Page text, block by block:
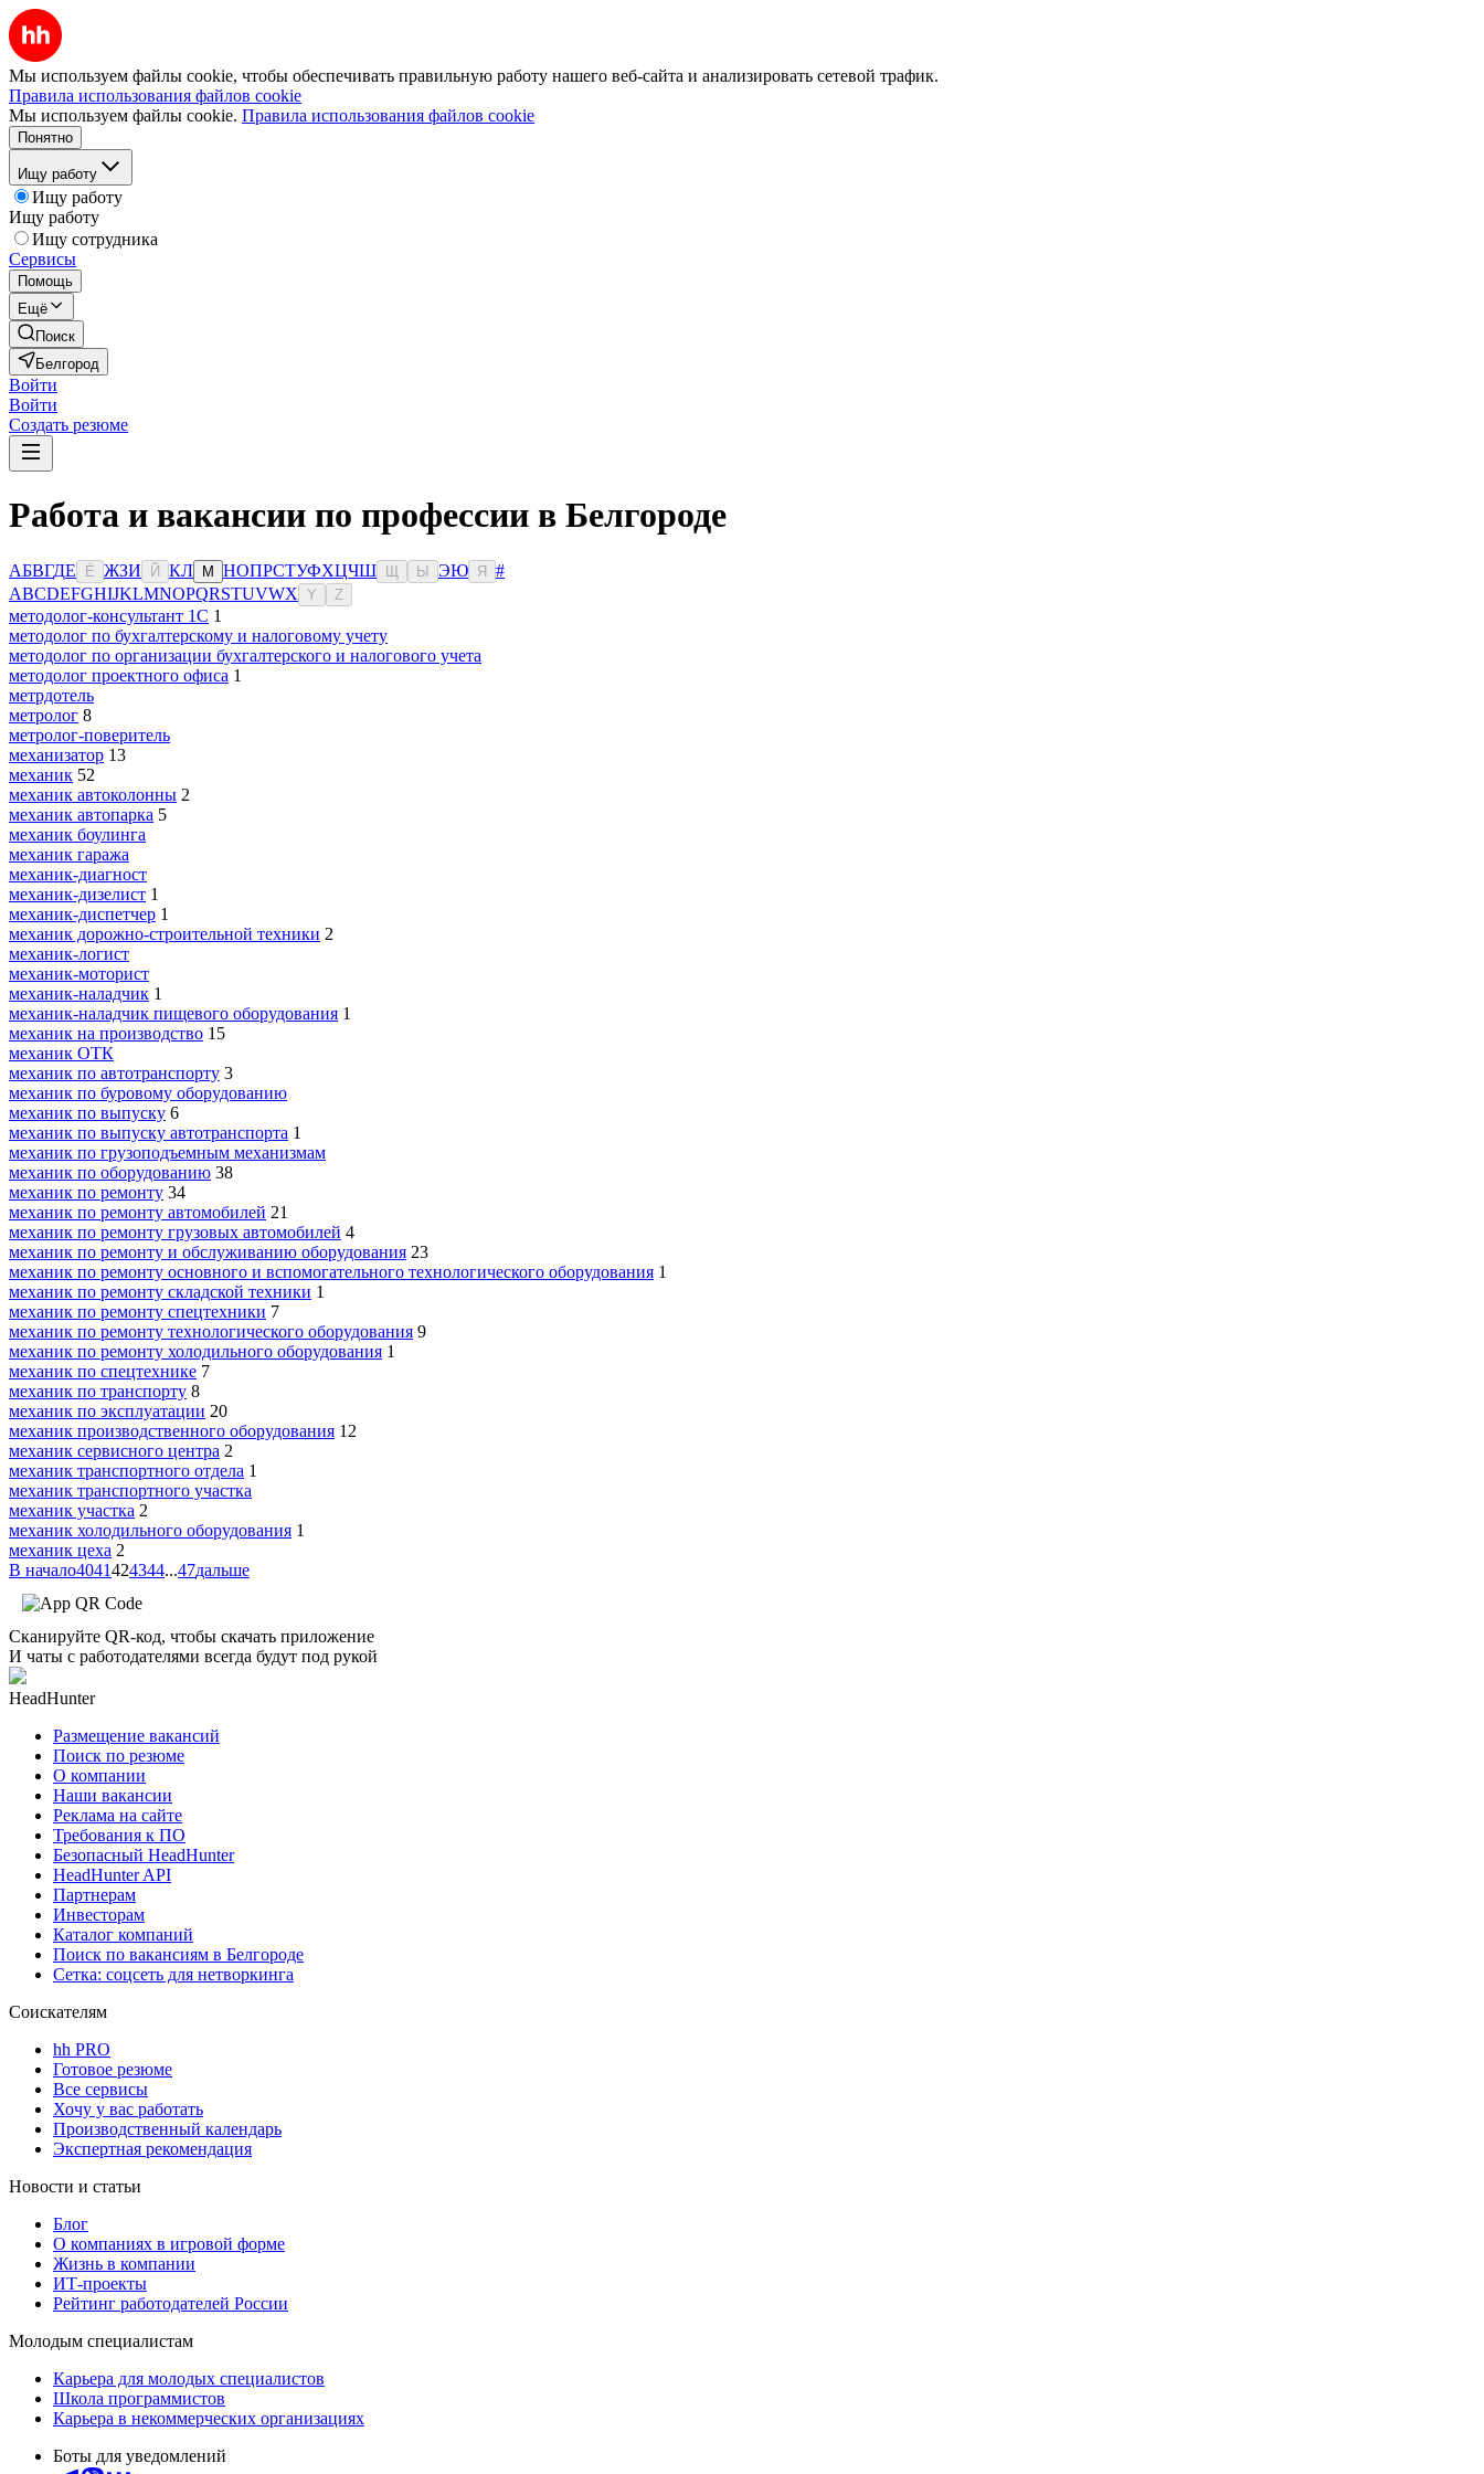
Мы используем файлы cookie, чтобы обеспечивать правильную работу нашего веб-сайта и анализировать сетевой трафик.
Правила использования файлов cookie
Мы используем файлы cookie. Правила использования файлов cookie
Понятно
Ищу работу
Ищу работу
Ищу работу
Ищу сотрудника
Сервисы
Помощь
Ещё
Поиск
Белгород
Войти
Войти
Создать резюме
Работа и вакансии по профессии в Белгороде
АБВГДЕ Ё ЖЗИ Й КЛ М НОПРСТУФХЦЧШ Ы ЭЮ Я
#
ABCDEFGHIJKLMNOPQRSTUVWX Y Z
методолог-консультант 1С 1
методолог по бухгалтерскому и налоговому учету
методолог по организации бухгалтерского и налогового учета
методолог проектного офиса 1
метрдотель
метролог 8
метролог-поверитель
механизатор 13
механик 52
механик автоколонны 2
механик автопарка 5
механик боулинга
механик гаража
механик-диагност
механик-дизелист 1
механик-диспетчер 1
механик дорожно-строительной техники 2
механик-логист
механик-моторист
механик-наладчик 1
механик-наладчик пищевого оборудования 1
механик на производство 15
механик ОТК
механик по автотранспорту 3
механик по буровому оборудованию
механик по выпуску 6
механик по выпуску автотранспорта 1
механик по грузоподъемным механизмам
механик по оборудованию 38
механик по ремонту 34
механик по ремонту автомобилей 21
механик по ремонту грузовых автомобилей 4
механик по ремонту и обслуживанию оборудования 23
механик по ремонту основного и вспомогательного технологического оборудования 1
механик по ремонту складской техники 1
механик по ремонту спецтехники 7
механик по ремонту технологического оборудования 9
механик по ремонту холодильного оборудования 1
механик по спецтехнике 7
механик по транспорту 8
механик по эксплуатации 20
механик производственного оборудования 12
механик сервисного центра 2
механик транспортного отдела 1
механик транспортного участка
механик участка 2
механик холодильного оборудования 1
механик цеха 2
В начало4041424344...47дальше
Сканируйте QR-код, чтобы скачать приложение
И чаты с работодателями всегда будут под рукой
HeadHunter
Размещение вакансий
Поиск по резюме
О компании
Наши вакансии
Реклама на сайте
Требования к ПО
Безопасный HeadHunter
HeadHunter API
Партнерам
Инвесторам
Каталог компаний
Поиск по вакансиям в Белгороде
Сетка: соцсеть для нетворкинга
Соискателям
hh PRO
Готовое резюме
Все сервисы
Хочу у вас работать
Производственный календарь
Экспертная рекомендация
Новости и статьи
Блог
О компаниях в игровой форме
Жизнь в компании
ИТ-проекты
Рейтинг работодателей России
Молодым специалистам
Карьера для молодых специалистов
Школа программистов
Карьера в некоммерческих организациях
Боты для уведомлений